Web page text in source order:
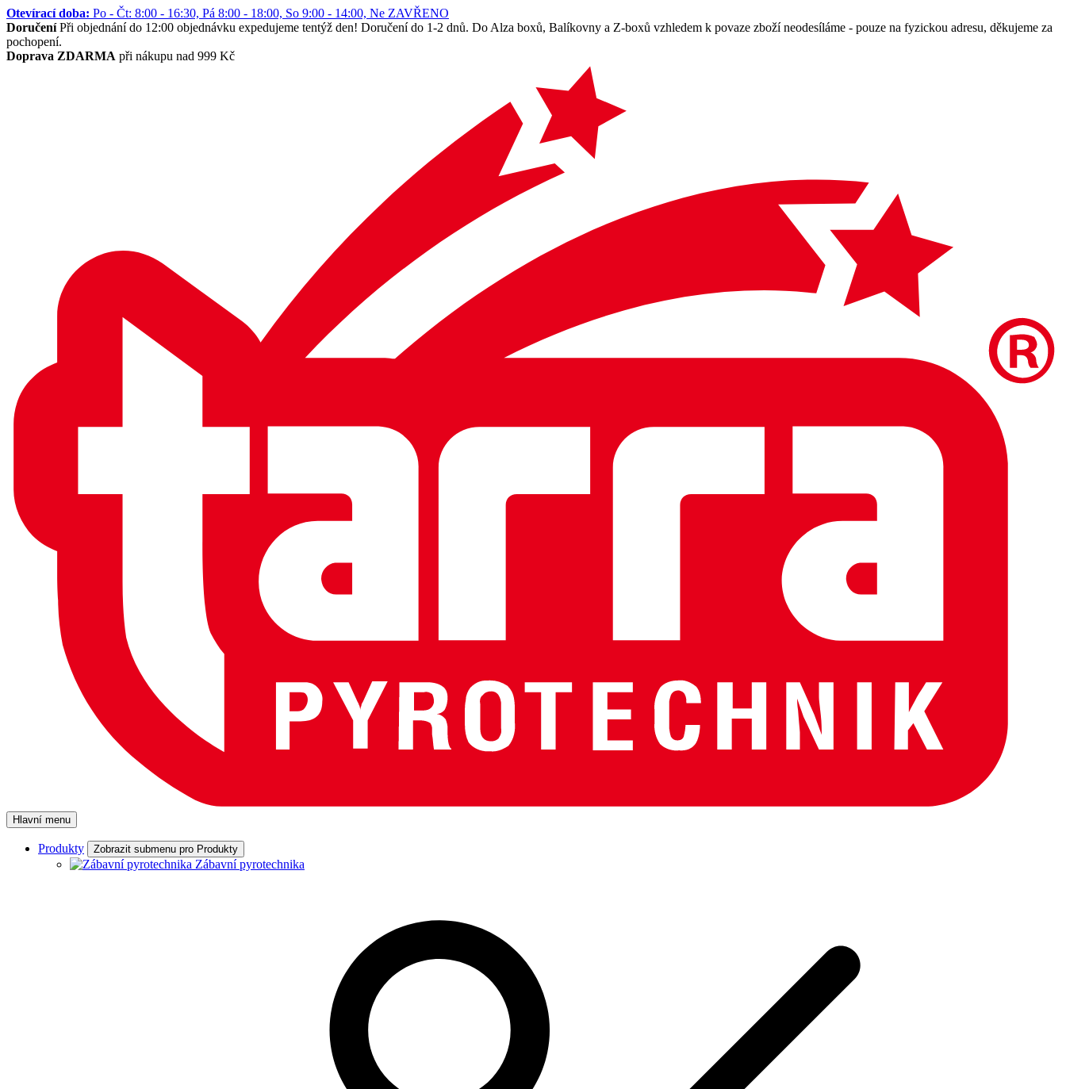
Otevírací doba: Po - Čt: 8:00 - 16:30, Pá 8:00 - 18:00, So 9:00 - 14:00, Ne ZAVŘENO
DoručeníPři objednání do 12:00 objednávku expedujeme tentýž den! Doručení do 1-2 dnů. Do Alza boxů, Balíkovny a Z-boxů vzhledem k povaze zboží neodesíláme - pouze na fyzickou adresu, děkujeme za
pochopení.
Doprava ZDARMA při nákupu nad 999 Kč
Hlavní menu
Produkty Zobrazit submenu pro Produkty
Zábavní pyrotechnika